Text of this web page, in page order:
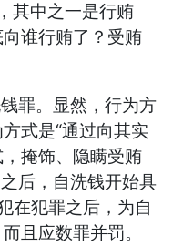
其中之一是行贿
谁行贿了？受贿
罪。显然，行为方
式是“通过向其实
掩饰、隐瞒受贿
后，自洗钱开始具
在犯罪之后，为自
且应数罪并罚。